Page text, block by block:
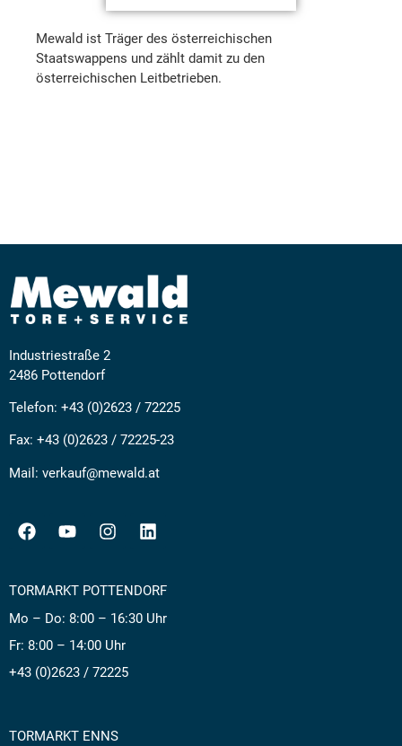
Mewald ist Träger des österreichischen
Staatswappens und zählt damit zu den
österreichischen Leitbetrieben.
Industriestraße 2
2486 Pottendorf
Telefon: +43 (0)2623 / 72225
Fax: +43 (0)2623 / 72225-23
Mail: verkauf@mewald.at
TORMARKT POTTENDORF
Mo – Do: 8:00 – 16:30 Uhr
Fr: 8:00 – 14:00 Uhr
+43 (0)2623 / 72225
TORMARKT ENNS